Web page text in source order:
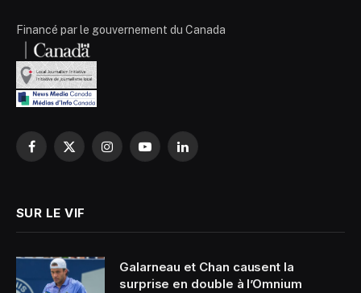
Financé par le gouvernement du Canada
Facebook
X
InstagramYouTubeLinkedIn
SUR LE VIF
Galarneau et Chan causent la
surprise en double à l’Omnium